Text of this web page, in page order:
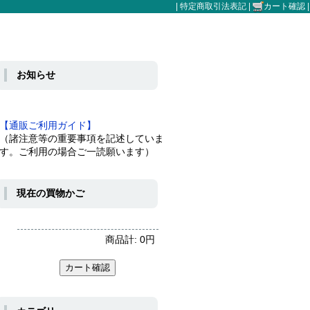
特定商取引法表記 カート確認
お知らせ
【通販ご利用ガイド】
（諸注意等の重要事項を記述していま
す。ご利用の場合ご一読願います）
現在の買物かご
商品計: 0円